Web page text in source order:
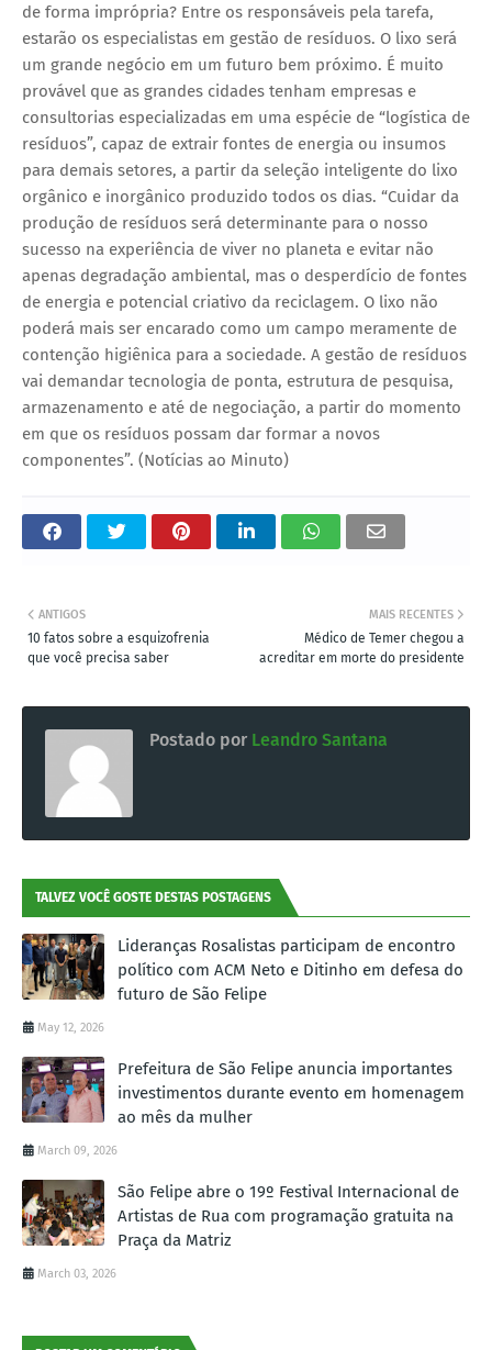
de forma imprópria? Entre os responsáveis pela tarefa,
estarão os especialistas em gestão de resíduos. O lixo será
um grande negócio em um futuro bem próximo. É muito
provável que as grandes cidades tenham empresas e
consultorias especializadas em uma espécie de “logística de
resíduos”, capaz de extrair fontes de energia ou insumos
para demais setores, a partir da seleção inteligente do lixo
orgânico e inorgânico produzido todos os dias. “Cuidar da
produção de resíduos será determinante para o nosso
sucesso na experiência de viver no planeta e evitar não
apenas degradação ambiental, mas o desperdício de fontes
de energia e potencial criativo da reciclagem. O lixo não
poderá mais ser encarado como um campo meramente de
contenção higiênica para a sociedade. A gestão de resíduos
vai demandar tecnologia de ponta, estrutura de pesquisa,
armazenamento e até de negociação, a partir do momento
em que os resíduos possam dar formar a novos
componentes”. (Notícias ao Minuto)
MAIS RECENTES
Médico de Temer chegou a
acreditar em morte do presidente
ANTIGOS
10 fatos sobre a esquizofrenia
que você precisa saber
Postado por Leandro Santana
TALVEZ VOCÊ GOSTE DESTAS POSTAGENS
Lideranças Rosalistas participam de encontro
político com ACM Neto e Ditinho em defesa do
futuro de São Felipe
May 12, 2026
Prefeitura de São Felipe anuncia importantes
investimentos durante evento em homenagem
ao mês da mulher
March 09, 2026
São Felipe abre o 19º Festival Internacional de
Artistas de Rua com programação gratuita na
Praça da Matriz
March 03, 2026